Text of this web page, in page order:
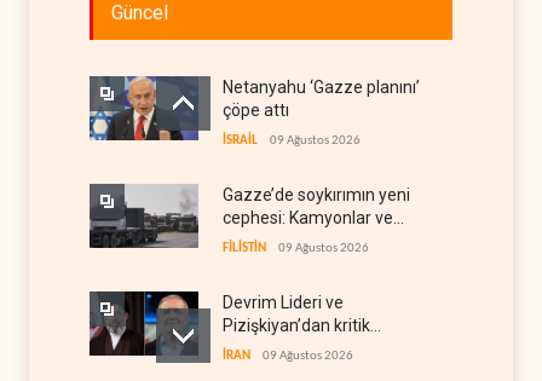
Güncel
Netanyahu ‘Gazze planını’
çöpe attı
İSRAİL 09 Ağustos 2026
Gazze’de soykırımın yeni
cephesi: Kamyonlar ve
sürücüler de hedefte
FİLİSTİN 09 Ağustos 2026
Devrim Lideri ve
Pizişkiyan’dan kritik
görüşme
İRAN 09 Ağustos 2026